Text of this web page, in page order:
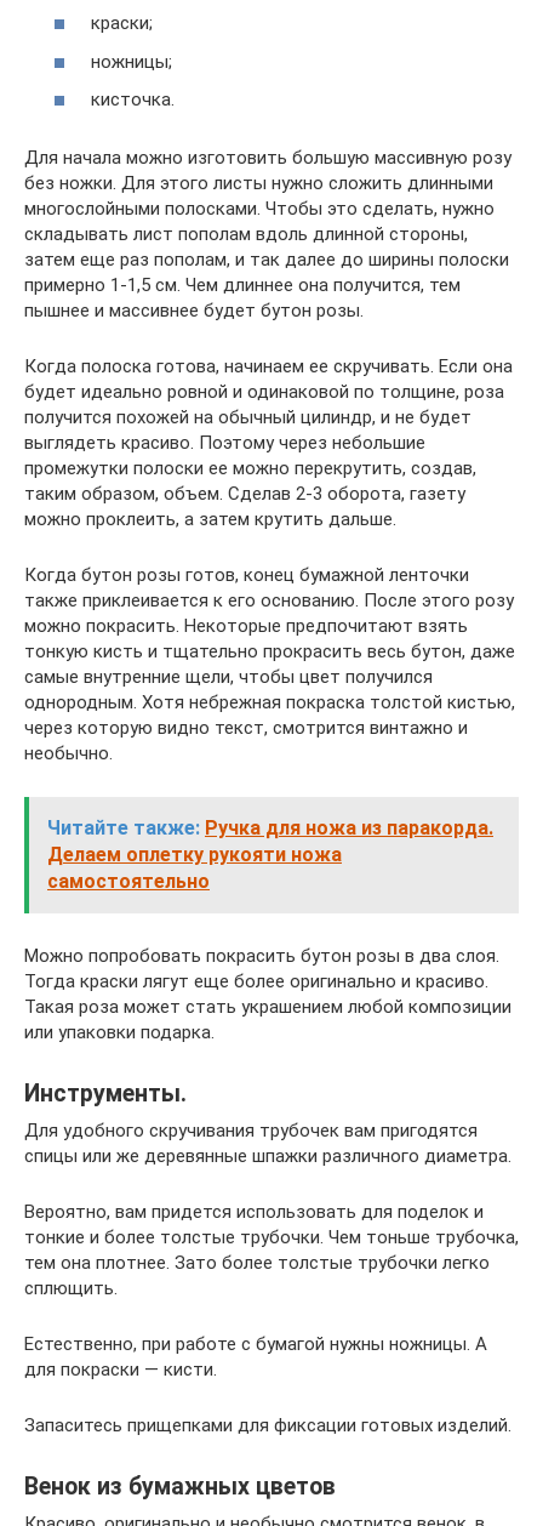
краски;
ножницы;
кисточка.
Для начала можно изготовить большую массивную розу
без ножки. Для этого листы нужно сложить длинными
многослойными полосками. Чтобы это сделать, нужно
складывать лист пополам вдоль длинной стороны,
затем еще раз пополам, и так далее до ширины полоски
примерно 1-1,5 см. Чем длиннее она получится, тем
пышнее и массивнее будет бутон розы.
Когда полоска готова, начинаем ее скручивать. Если она
будет идеально ровной и одинаковой по толщине, роза
получится похожей на обычный цилиндр, и не будет
выглядеть красиво. Поэтому через небольшие
промежутки полоски ее можно перекрутить, создав,
таким образом, объем. Сделав 2-3 оборота, газету
можно проклеить, а затем крутить дальше.
Когда бутон розы готов, конец бумажной ленточки
также приклеивается к его основанию. После этого розу
можно покрасить. Некоторые предпочитают взять
тонкую кисть и тщательно прокрасить весь бутон, даже
самые внутренние щели, чтобы цвет получился
однородным. Хотя небрежная покраска толстой кистью,
через которую видно текст, смотрится винтажно и
необычно.
Читайте также: Ручка для ножа из паракорда.
Делаем оплетку рукояти ножа
самостоятельно
Можно попробовать покрасить бутон розы в два слоя.
Тогда краски лягут еще более оригинально и красиво.
Такая роза может стать украшением любой композиции
или упаковки подарка.
Инструменты.
Для удобного скручивания трубочек вам пригодятся
спицы или же деревянные шпажки различного диаметра.
Вероятно, вам придется использовать для поделок и
тонкие и более толстые трубочки. Чем тоньше трубочка,
тем она плотнее. Зато более толстые трубочки легко
сплющить.
Естественно, при работе с бумагой нужны ножницы. А
для покраски — кисти.
Запаситесь прищепками для фиксации готовых изделий.
Венок из бумажных цветов